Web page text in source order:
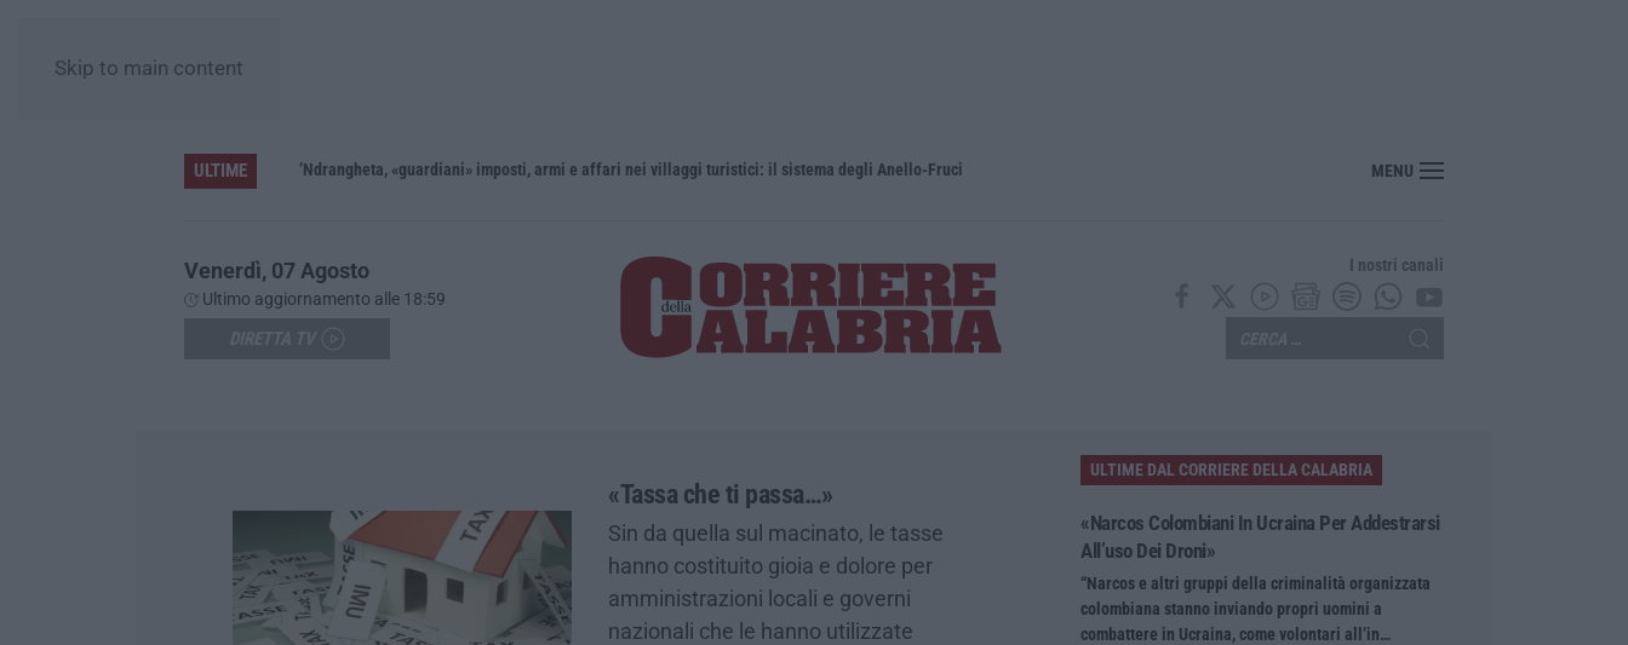
Skip to main content
ULTIME ’Ndrangheta, «guardiani» imposti, armi e affari nei villaggi turistici: il sistema degli Anello-Fruci Alto Tirreno cosentino, incendi alimentati da caldo e vento: fiamme anche a Verbicaro
MENU
Venerdì, 07 Agosto
Ultimo aggiornamento alle 18:59
I nostri canali
«Tassa che ti passa…»
Sin da quella sul macinato, le tasse
hanno costituito gioia e dolore per
amministrazioni locali e governi
nazionali che le hanno utilizzate
ULTIME DAL CORRIERE DELLA CALABRIA
«Narcos Colombiani In Ucraina Per Addestrarsi
All’uso Dei Droni»
“Narcos e altri gruppi della criminalità organizzata
colombiana stanno inviando propri uomini a
combattere in Ucraina, come volontari all’in…